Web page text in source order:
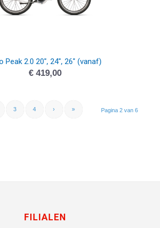
Peak 2.0 20″, 24″, 26″ (vanaf)
€419,00
Pagina 2 van 6
3 4 › »
FILIALEN